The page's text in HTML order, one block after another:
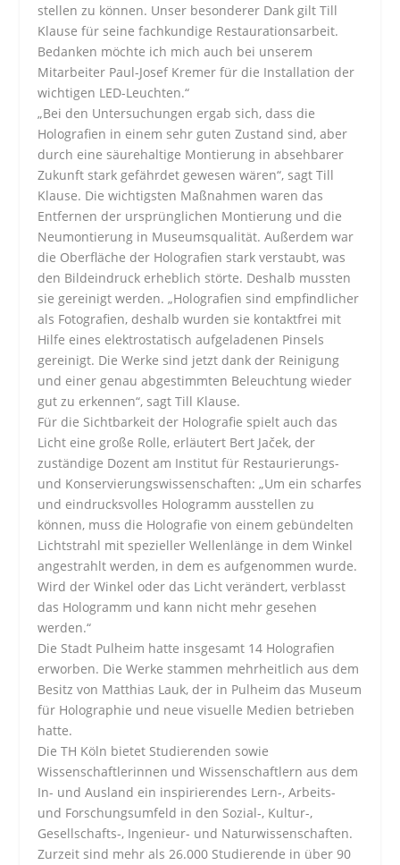
stellen zu können. Unser besonderer Dank gilt Till
Klause für seine fachkundige Restaurationsarbeit.
Bedanken möchte ich mich auch bei unserem
Mitarbeiter Paul-Josef Kremer für die Installation der
wichtigen LED-Leuchten.“
„Bei den Untersuchungen ergab sich, dass die
Holografien in einem sehr guten Zustand sind, aber
durch eine säurehaltige Montierung in absehbarer
Zukunft stark gefährdet gewesen wären“, sagt Till
Klause. Die wichtigsten Maßnahmen waren das
Entfernen der ursprünglichen Montierung und die
Neumontierung in Museumsqualität. Außerdem war
die Oberfläche der Holografien stark verstaubt, was
den Bildeindruck erheblich störte. Deshalb mussten
sie gereinigt werden. „Holografien sind empfindlicher
als Fotografien, deshalb wurden sie kontaktfrei mit
Hilfe eines elektrostatisch aufgeladenen Pinsels
gereinigt. Die Werke sind jetzt dank der Reinigung
und einer genau abgestimmten Beleuchtung wieder
gut zu erkennen“, sagt Till Klause.
Für die Sichtbarkeit der Holografie spielt auch das
Licht eine große Rolle, erläutert Bert Jaček, der
zuständige Dozent am Institut für Restaurierungs-
und Konservierungswissenschaften: „Um ein scharfes
und eindrucksvolles Hologramm ausstellen zu
können, muss die Holografie von einem gebündelten
Lichtstrahl mit spezieller Wellenlänge in dem Winkel
angestrahlt werden, in dem es aufgenommen wurde.
Wird der Winkel oder das Licht verändert, verblasst
das Hologramm und kann nicht mehr gesehen
werden.“
Die Stadt Pulheim hatte insgesamt 14 Holografien
erworben. Die Werke stammen mehrheitlich aus dem
Besitz von Matthias Lauk, der in Pulheim das Museum
für Holographie und neue visuelle Medien betrieben
hatte.
Die TH Köln bietet Studierenden sowie
Wissenschaftlerinnen und Wissenschaftlern aus dem
In- und Ausland ein inspirierendes Lern-, Arbeits-
und Forschungsumfeld in den Sozial-, Kultur-,
Gesellschafts-, Ingenieur- und Naturwissenschaften.
Zurzeit sind mehr als 26.000 Studierende in über 90